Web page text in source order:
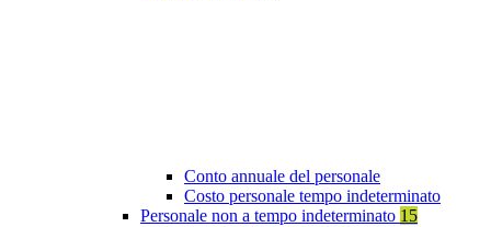
Conto annuale del personale
Costo personale tempo indeterminato
Personale non a tempo indeterminato 15